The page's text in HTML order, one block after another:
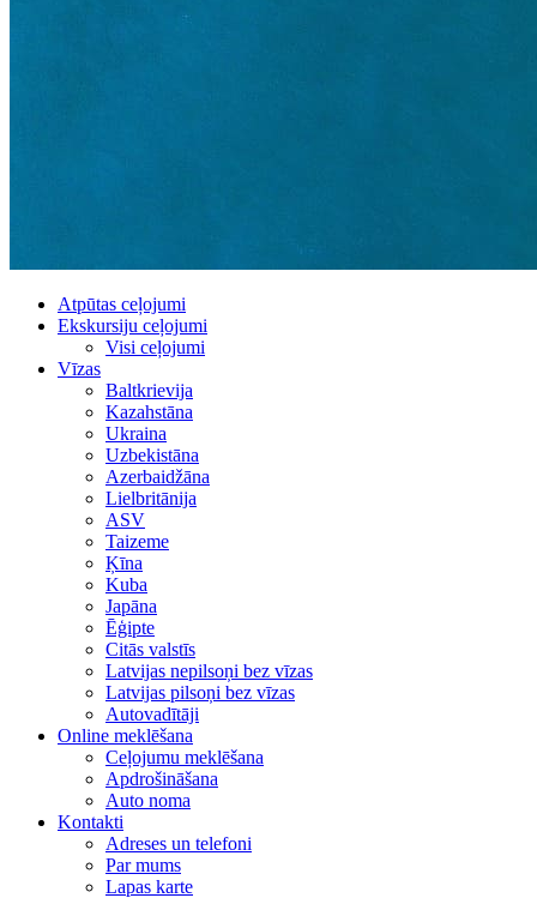
Atpūtas ceļojumi
Ekskursiju ceļojumi
Visi ceļojumi
Vīzas
Baltkrievija
Kazahstāna
Ukraina
Uzbekistāna
Azerbaidžāna
Lielbritānija
ASV
Taizeme
Ķīna
Kuba
Japāna
Ēģipte
Citās valstīs
Latvijas nepilsoņi bez vīzas
Latvijas pilsoņi bez vīzas
Autovadītāji
Online meklēšana
Ceļojumu meklēšana
Apdrošināšana
Auto noma
Kontakti
Adreses un telefoni
Par mums
Lapas karte